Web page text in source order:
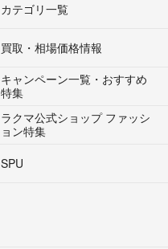
カテゴリ一覧
買取・相場価格情報
キャンペーン一覧・おすすめ
特集
ラクマ公式ショップ ファッシ
ョン特集
SPU